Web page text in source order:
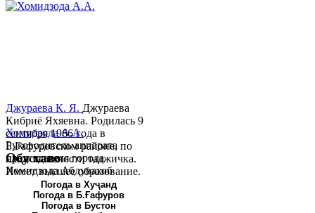
Хомидзода А.А.
Руководитель аппарата
председателя города
Хомидзода Абдувахоб
Абдумаджид родился 8
июня 1978 года в городе
Худжанде. По
Джураева К. Я. Джураева
Кибриё Яхяевна. Родилась 9
сентября 1966 года в
Б.Гафуровском районе, по
национальности таджичка.
Имеет высшее образование.
В 1997 ...
Обу хаво
Погода в Хуҷанд
Погода в Б.Ғафуров
Погода в Бустон